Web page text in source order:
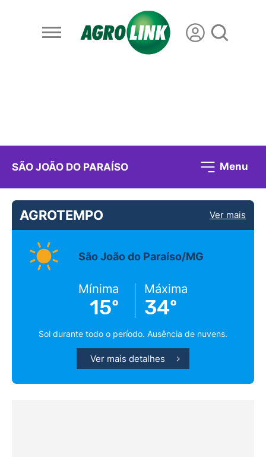
SÃO JOÃO DO PARAÍSO Menu
AGROTEMPO Ver mais
São João do Paraíso/MG
Mínima
15º
Máxima
34º
Sol durante todo o período. Ausência de nuvens.
Ver mais detalhes